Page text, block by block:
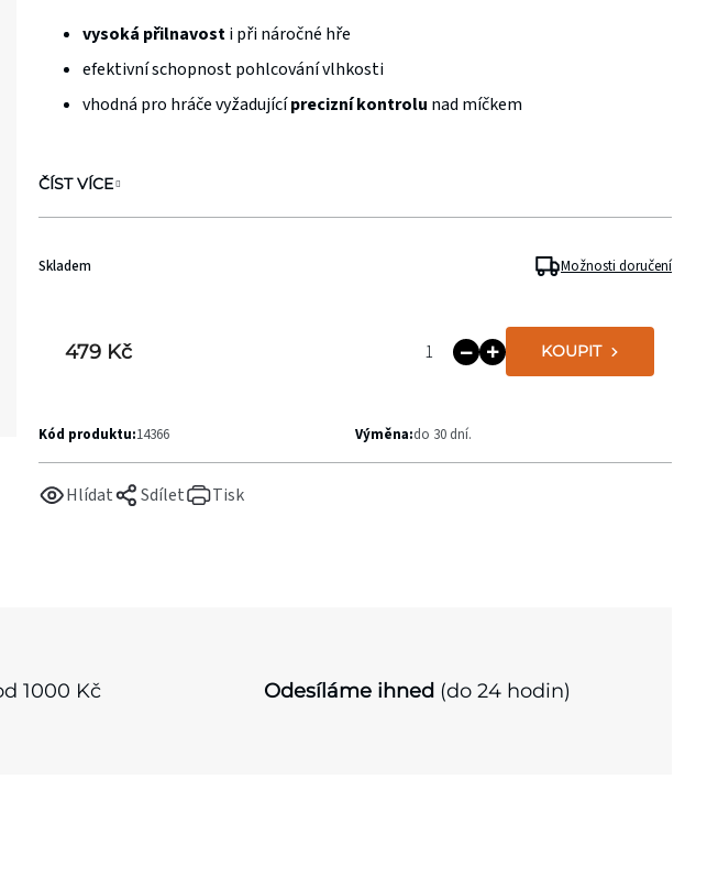
hvězdiček.
vysoká přilnavosti při náročné hře
efektivní schopnost pohlcování vlhkosti
vhodná pro hráče vyžadujícíprecizní kontrolu nad míčkem
ČÍST VÍCE
Tisk
Hlídat Sdílet
479 Kč KOUPIT
Skladem Možnosti doručení
Kód produktu:14366 Výměna:do 30 dní.
1000 Kč Odesíláme ihned (do 24 hodin)